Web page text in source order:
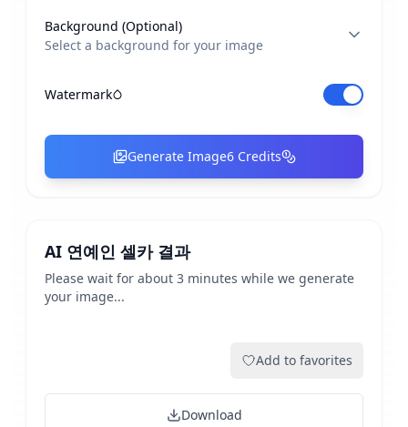
Background (Optional)
Select a background for your image
Watermark
Generate Image6Credits
AI 연예인 셀카 결과
Please wait for about 3 minutes while we generate
your image...
Add to favorites
Download